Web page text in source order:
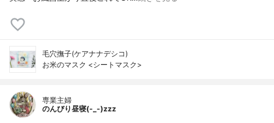
毛穴撫子(ケアナナデシコ)
お米のマスク <シートマスク>
専業主婦
のんびり昼寝(-_-)zzz